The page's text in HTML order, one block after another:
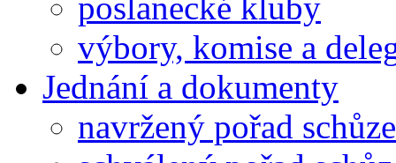
výbory, komise a
Jednání a dokumenty
navržený pořad schůze